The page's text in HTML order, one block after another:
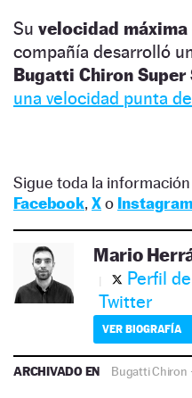
Su velocidad
compañía desarrolló
Bugatti Chiron
una velocidad punta
Sigue toda la información
Facebook, Xo Instagram
Mario
Perfil
Twitter
VER BIOGRAFÍA
ARCHIVADO EN Bugatti Chiron